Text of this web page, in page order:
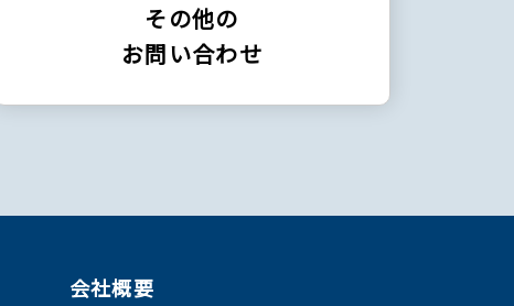
その他の
お問い合わせ
会社概要